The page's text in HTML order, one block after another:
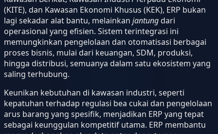
(KITE), dan Kawasan Ekonomi Khusus (KEK), ERP bukan
lagi sekadar alat bantu, melainkan jantungdari
operasional yang efisien. Sistem terintegrasi ini
memungkinkan pengelolaan dan otomatisasi berbagai
proses bisnis, mulai dari keuangan, SDM, produksi,
hingga distribusi, semuanya dalam satu ekosistem yang
saling terhubung.
Keunikan kebutuhan di kawasan industri, seperti
kepatuhan terhadap regulasi bea cukai dan pengelolaan
arus barang yang spesifik, menjadikan ERP yang tepat
sebagai keunggulan kompetitif utama. ERP membantu